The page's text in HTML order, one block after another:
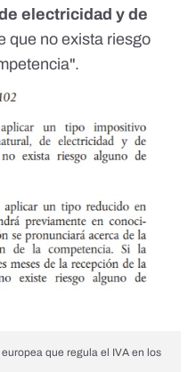
electricidad y de
que no exista riesgo
que regula el IVA en los